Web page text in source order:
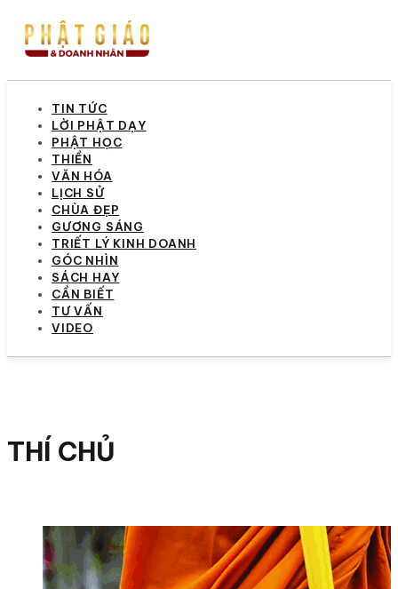
TIN TỨC
LỜI PHẬT DẠY
PHẬT HỌC
THIỀN
VĂN HÓA
LỊCH SỬ
CHÙA ĐẸP
GƯƠNG SÁNG
TRIẾT LÝ KINH DOANH
GÓC NHÌN
SÁCH HAY
CẦN BIẾT
TƯ VẤN
VIDEO
THÍ CHỦ